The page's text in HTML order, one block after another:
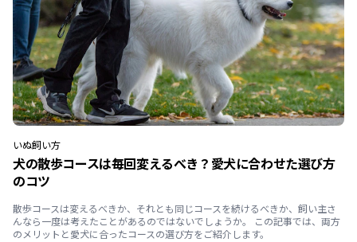
いぬ飼い方
犬の散歩コースは毎回変えるべき？愛犬に合わせた選び方
のコツ
散歩コースは変えるべきか、それとも同じコースを続けるべきか、飼い主さ
んなら一度は考えたことがあるのではないでしょうか。 この記事では、両方
のメリットと愛犬に合ったコースの選び方をご紹介します。